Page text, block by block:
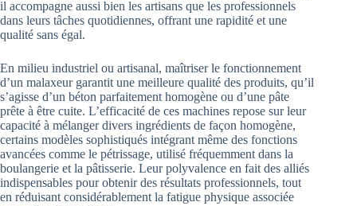
il accompagne aussi bien les artisans que les professionnels
dans leurs tâches quotidiennes, offrant une rapidité et une
qualité sans égal.
En milieu industriel ou artisanal, maîtriser le fonctionnement
d’un malaxeur garantit une meilleure qualité des produits, qu’il
s’agisse d’un béton parfaitement homogène ou d’une pâte
prête à être cuite. L’efficacité de ces machines repose sur leur
capacité à mélanger divers ingrédients de façon homogène,
certains modèles sophistiqués intégrant même des fonctions
avancées comme le pétrissage, utilisé fréquemment dans la
boulangerie et la pâtisserie. Leur polyvalence en fait des alliés
indispensables pour obtenir des résultats professionnels, tout
en réduisant considérablement la fatigue physique associée